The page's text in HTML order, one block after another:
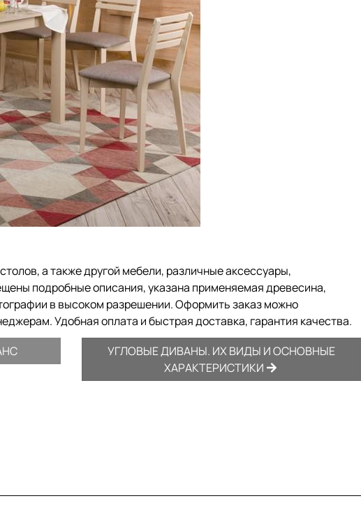
а также другой мебели, различные аксессуары,
подробные описания, указана применяемая древесина,
в высоком разрешении. Оформить заказ можно
Удобная оплата и быстрая доставка, гарантия качества.
УГЛОВЫЕ ДИВАНЫ. ИХ ВИДЫ И ОСНОВНЫЕ
ХАРАКТЕРИСТИКИ